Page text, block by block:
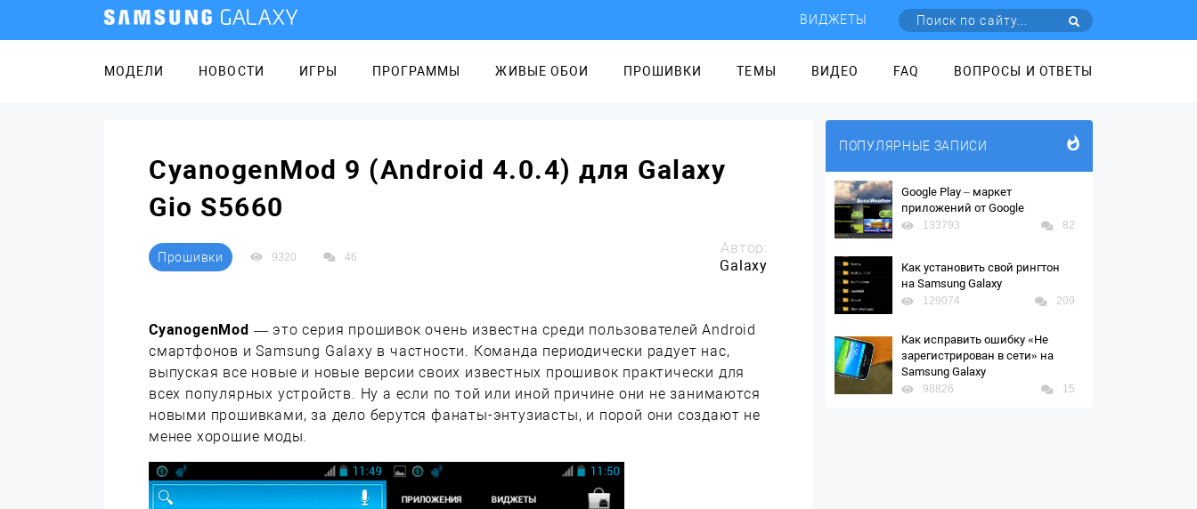
ВИДЖЕТЫ
МОДЕЛИ НОВОСТИ ИГРЫ ПРОГРАММЫ ЖИВЫЕ ОБОИ ПРОШИВКИ ТЕМЫ ВИДЕО FAQ ВОПРОСЫ И ОТВЕТЫ
CyanogenMod 9 (Android 4.0.4) для Galaxy
Gio S5660
Прошивки 9320 46
Автор:
Galaxy
CyanogenMod — это серия прошивок очень известна среди пользователей Android
смартфонов и Samsung Galaxy в частности. Команда периодически радует нас,
выпуская все новые и новые версии своих известных прошивок практически для
всех популярных устройств. Ну а если по той или иной причине они не занимаются
новыми прошивками, за дело берутся фанаты-энтузиасты, и порой они создают не
менее хорошие моды.
ПОПУЛЯРНЫЕ ЗАПИСИ
Google Play – маркет
приложений от Google
133793 82
Как установить свой рингтон
на Samsung Galaxy
129074 209
Как исправить ошибку «Не
зарегистрирован в сети» на
Samsung Galaxy
98826 15